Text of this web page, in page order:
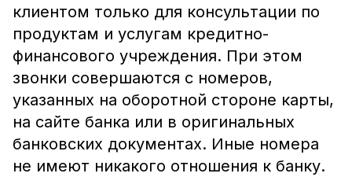
клиентом только для консультации по
продуктам и услугам кредитно-
финансового учреждения. При этом
звонки совершаются с номеров,
указанных на оборотной стороне карты,
на сайте банка или в оригинальных
банковских документах. Иные номера
не имеют никакого отношения к банку.